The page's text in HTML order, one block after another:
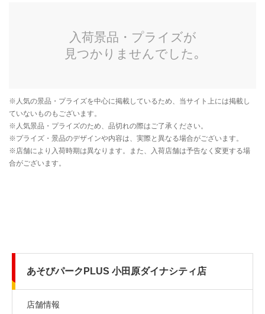
あそびパークPLUS 小田原ダイナシティ店
店舗情報